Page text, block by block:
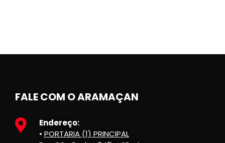
FALE COM O ARAMAÇAN
Endereço:
• PORTARIA (1) PRINCIPAL